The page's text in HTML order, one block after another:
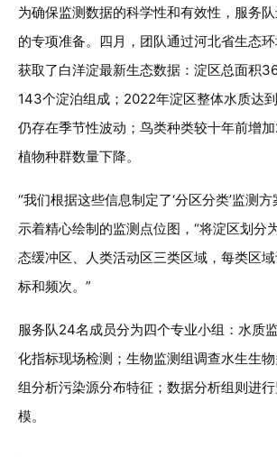
为确保监测数据的科学性和有效性，服务
的专项准备。四月，团队通过河北省生态
获取了白洋淀最新生态数据：淀区总面积
143个淀泊组成；2022年淀区整体水质达
仍存在季节性波动；鸟类种类较十年前增
植物种群数量下降。
“我们根据这些信息制定了‘分区分类’监测
示着精心绘制的监测点位图，“将淀区划分
态缓冲区、人类活动区三类区域，每类区
标和频次。”
服务队24名成员分为四个专业小组：水质
化指标现场检测；生物监测组调查水生生
组分析污染源分布特征；数据分析组则进
模。